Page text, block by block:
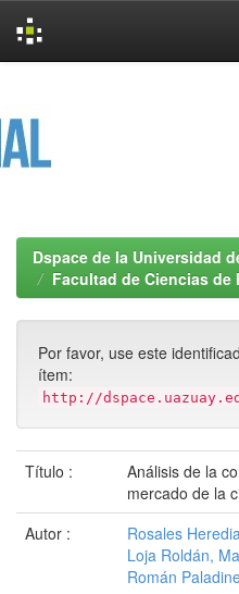
Dspace de la Universidad
Facultad de Ciencias
Por favor, use este
ítem:
http://
Título :
Análisis de la
mercado de la
Autor :
Rosales
Loja Roldán,
Román